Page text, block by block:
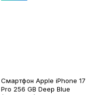
Смартфон Apple iPhone 17
Pro 256 GB Deep Blue